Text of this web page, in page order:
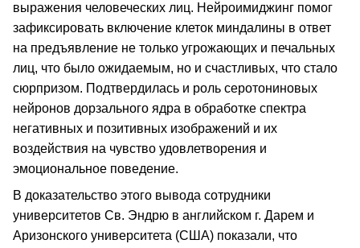
выражения человеческих лиц. Нейроимиджинг помог
зафиксировать включение клеток миндалины в ответ
на предъявление не только угрожающих и печальных
лиц, что было ожидаемым, но и счастливых, что стало
сюрпризом. Подтвердилась и роль серотониновых
нейронов дорзального ядра в обработке спектра
негативных и позитивных изображений и их
воздействия на чувство удовлетворения и
эмоциональное поведение.
В доказательство этого вывода сотрудники
университетов Св. Эндрю в английском г. Дарем и
Аризонского университета (США) показали, что